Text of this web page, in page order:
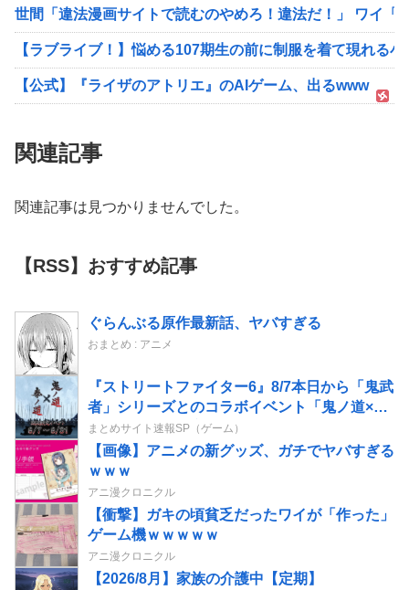
世間「違法漫画サイトで読むのやめろ！違法だ！」 ワイ
【ラブライブ！】悩める107期生の前に制服を着て現れる
【公式】『ライザのアトリエ』のAIゲーム、出るwww
関連記事
関連記事は見つかりませんでした。
【RSS】おすすめ記事
ぐらんぶる原作最新話、ヤバすぎる
おまとめ : アニメ
『ストリートファイター6』8/7本日から「鬼武
者」シリーズとのコラボイベント「鬼ノ道×拳
ノ道」が期間限定開催（～8/31）期間中ログイ
ンで「鬼EXカラー」などのプレゼントも
まとめサイト速報SP（ゲーム）
【画像】アニメの新グッズ、ガチでヤバすぎる
ｗｗｗ
アニ漫クロニクル
【衝撃】ガキの頃貧乏だったワイが「作った」
ゲーム機ｗｗｗｗｗ
アニ漫クロニクル
【2026/8月】家族の介護中【定期】